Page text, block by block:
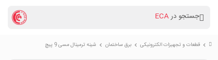
جستجو درECA
chevron_right قطعات و تجهیزات الکترونیکی chevron_right برق ساختمان chevron_right شینه ترمینال مسی 9 پیچ